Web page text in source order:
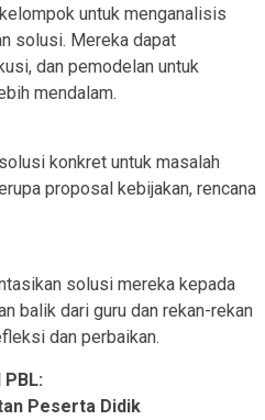
untuk menganalisis
solusi. Mereka dapat
dan pemodelan untuk
mendalam.
konkret untuk masalah
proposal kebijakan, rencana
solusi mereka kepada
balik dari guru dan rekan-rekan
dan perbaikan.
Peserta Didik